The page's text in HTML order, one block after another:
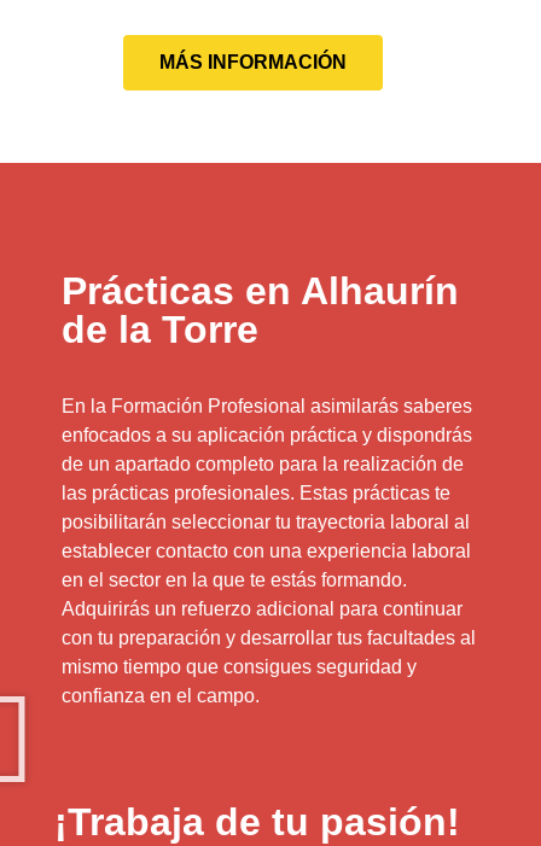
MÁS INFORMACIÓN
Prácticas en Alhaurín
de la Torre
En la Formación Profesional asimilarás saberes
enfocados a su aplicación práctica y dispondrás
de un apartado completo para la realización de
las prácticas profesionales. Estas prácticas te
posibilitarán seleccionar tu trayectoria laboral al
establecer contacto con una experiencia laboral
en el sector en la que te estás formando.
Adquirirás un refuerzo adicional para continuar
con tu preparación y desarrollar tus facultades al
mismo tiempo que consigues seguridad y
confianza en el campo.
¡Trabaja de tu pasión!